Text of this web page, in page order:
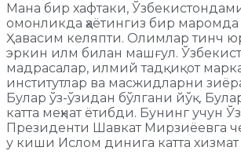
Мана бир хафтаки,
омонликда ҳаётингиз бир
Ҳавасим келяпти. Олимлар тинч
эркин илм билан машғул.
мадрасалар, илмий тадқиқот
институтлар ва масжидларни
Булар ўз-ўзидан бўлгани йўқ.
катта меҳнат ётибди. Бунинг учун
Президенти Шавкат Мирзиёевга
у киши Ислом динига катта